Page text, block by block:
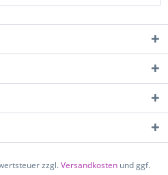
zzgl.Versandkosten und ggf.